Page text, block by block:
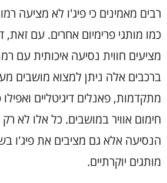
רבים מאמינים כי פיג'ו לא מציעה
מציעים חווית נסיעה איכותית עם
ברכבים אלה ניתן למצוא מושבים
מתקדמות, פאנלים דיגיטליים ואפילו
חימום אוויר במושבים. כל אלו לא
הנסיעה אלא גם מציבים את פיג'ו
מותגים יוקרתיים.